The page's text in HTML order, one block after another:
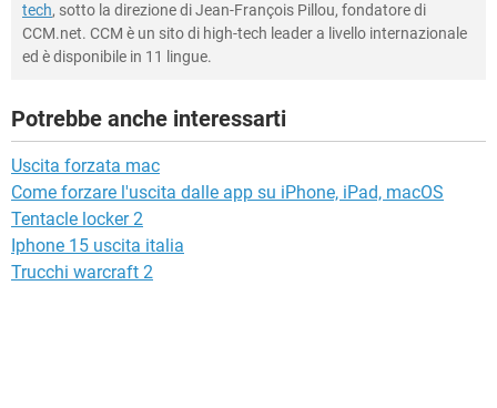
tech, sotto la direzione di Jean-François Pillou, fondatore di
CCM.net. CCM è un sito di high-tech leader a livello internazionale
ed è disponibile in 11 lingue.
Potrebbe anche interessarti
Uscita forzata mac
Come forzare l'uscita dalle app su iPhone, iPad, macOS
Tentacle locker 2
Iphone 15 uscita italia
Trucchi warcraft 2